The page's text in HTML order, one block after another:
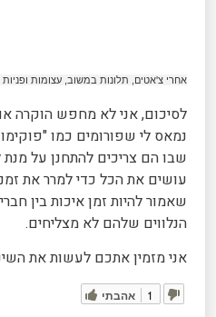
אחרי צ'אטים, תלונות במשוב, עצומות
לסיכום, אני לא מחפש הוקרה
שבו הם צריכים להתחנן על
עושים את הכל כדי למרר את
שאמור להיות זמן איכות בין
הנלווים שלהם לא מצליחים.
אני מזמין אתכם לעשות את
אהבתי 1